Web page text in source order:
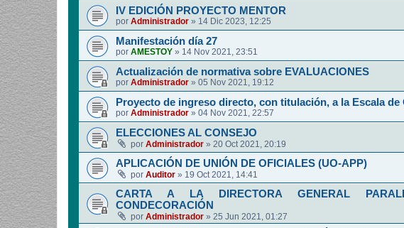
IV EDICIÓN PROYECTO MENTOR
por Administrador » 14 Dic 2023, 12:25
Manifestación día 27
por AMESTOY » 14 Nov 2021, 23:51
Actualización de normativa sobre EVALUACIONES
por Administrador » 05 Nov 2021, 19:12
Proyecto de ingreso directo, con titulación, a la Escala de
por Administrador » 04 Nov 2021, 22:57
ELECCIONES AL CONSEJO
por Administrador » 20 Oct 2021, 20:19
APLICACIÓN DE UNIÓN DE OFICIALES (UO-APP)
por Auditor » 19 Oct 2021, 14:41
CARTA A LA DIRECTORA GENERAL
CONDECORACIÓN
por Administrador » 25 Jun 2021, 01:27